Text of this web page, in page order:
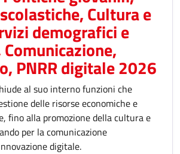
Cultura e
demografici e
PNRR digitale 2026
al suo interno funzioni che
delle risorse economiche e
fino alla promozione della cultura e
per la comunicazione
digitale.